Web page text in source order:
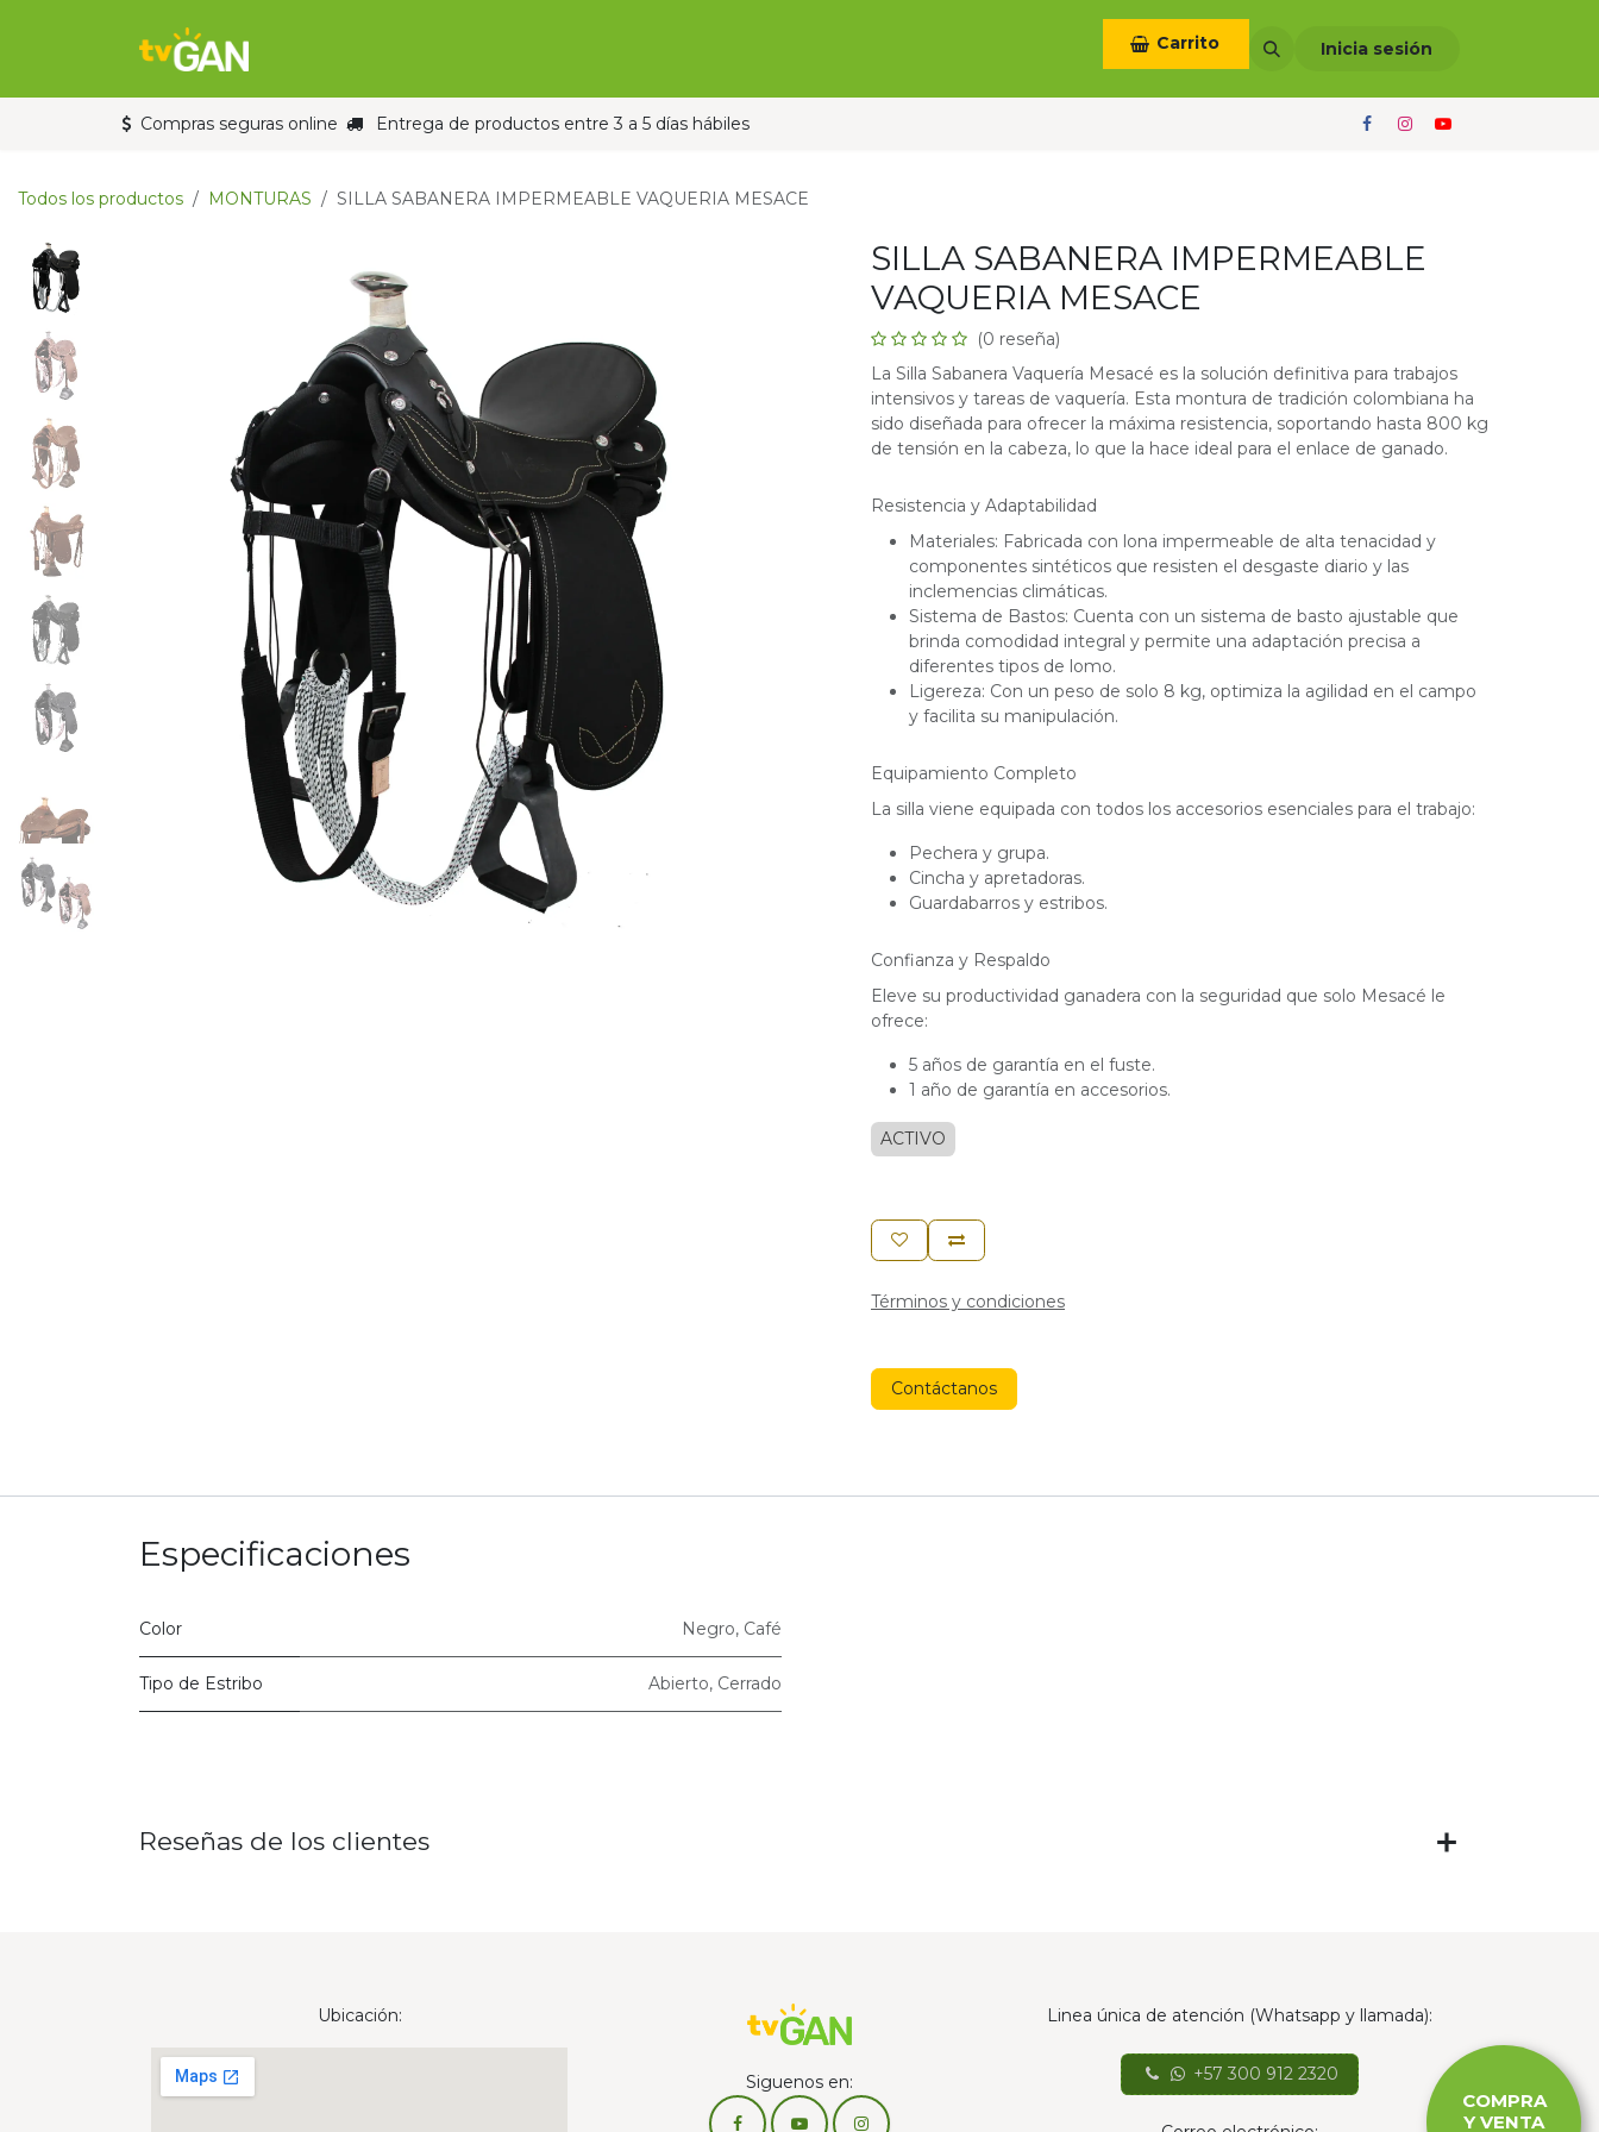
Términos y condiciones
Carrito Inicia sesión
Compras seguras online Entrega de productos entre 3 a 5 días hábiles
Todos los productos MONTURAS SILLA SABANERA IMPERMEABLE VAQUERIA MESACE
SILLA SABANERA IMPERMEABLE
VAQUERIA MESACE
(0 reseña)
La Silla Sabanera Vaquería Mesacé es la solución definitiva para trabajos
intensivos y tareas de vaquería. Esta montura de tradición colombiana ha
sido diseñada para ofrecer la máxima resistencia, soportando hasta 800 kg
de tensión en la cabeza, lo que la hace ideal para el enlace de ganado.
Resistencia y Adaptabilidad
Materiales: Fabricada con lona impermeable de alta tenacidad y
componentes sintéticos que resisten el desgaste diario y las
inclemencias climáticas.
Sistema de Bastos: Cuenta con un sistema de basto ajustable que
brinda comodidad integral y permite una adaptación precisa a
diferentes tipos de lomo.
Ligereza: Con un peso de solo 8 kg, optimiza la agilidad en el campo
y facilita su manipulación.
Equipamiento Completo
La silla viene equipada con todos los accesorios esenciales para el trabajo:
Pechera y grupa.
Cincha y apretadoras.
Guardabarros y estribos.
Confianza y Respaldo
Eleve su productividad ganadera con la seguridad que solo Mesacé le
ofrece:
5 años de garantía en el fuste.
1 año de garantía en accesorios.
ACTIVO
Términos y condiciones
Contáctanos
Especificaciones
Color Negro, Café
Tipo de Estribo Abierto, Cerrado
Reseñas de los clientes
Ubicación:
Siguenos en:
Linea única de atención (Whatsapp y llamada):
+57 300 912 2320
COMPRA
Y VENTA